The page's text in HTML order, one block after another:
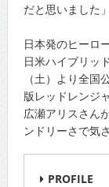
だと思いました
日本発のヒーロ
日米ハイブリッ
（土）より全国
版レッドレンジ
広瀬アリスさん
ンドリーさで気
PROFILE